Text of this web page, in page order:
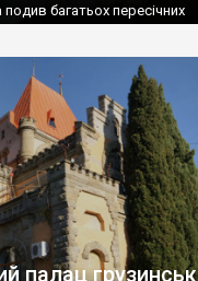
багатьох пересічних
палац